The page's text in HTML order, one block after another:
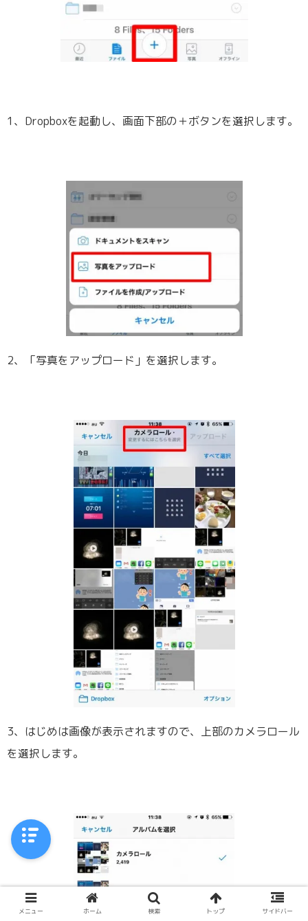
1、Dropboxを起動し、画面下部の＋ボタンを選択します。
2、「写真をアップロード」を選択します。
3、はじめは画像が表示されますので、上部のカメラロール
を選択します。
メニュー ホーム 検索 トップ サイドバー